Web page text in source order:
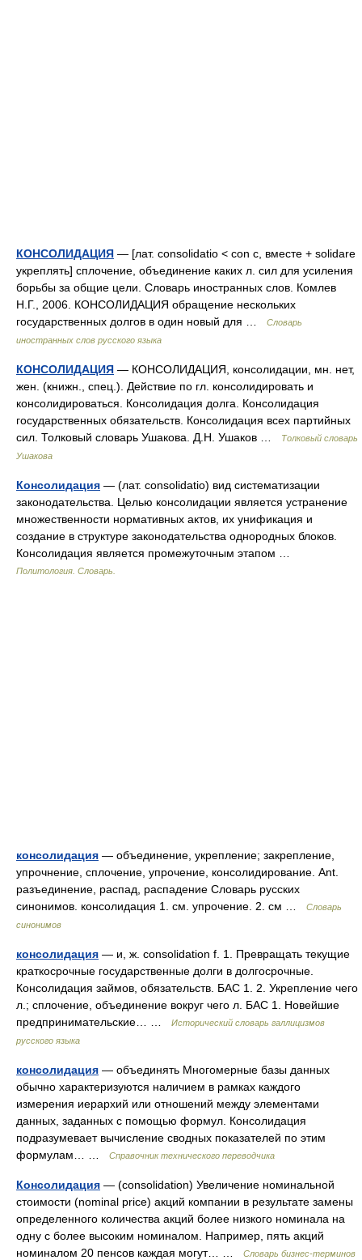
КОНСОЛИДАЦИЯ — [лат. consolidatio < con с, вместе + solidare
укреплять] сплочение, объединение каких л. сил для усиления
борьбы за общие цели. Словарь иностранных слов. Комлев
Н.Г., 2006. КОНСОЛИДАЦИЯ обращение нескольких
государственных долгов в один новый для …
Словарь
иностранных слов русского языка
КОНСОЛИДАЦИЯ — КОНСОЛИДАЦИЯ, консолидации, мн. нет,
жен. (книжн., спец.). Действие по гл. консолидировать и
консолидироваться. Консолидация долга. Консолидация
государственных обязательств. Консолидация всех партийных
сил. Толковый словарь Ушакова. Д.Н. Ушаков …
Толковый словарь
Ушакова
Консолидация — (лат. consolidatio) вид систематизации
законодательства. Целью консолидации является устранение
множественности нормативных актов, их унификация и
создание в структуре законодательства однородных блоков.
Консолидация является промежуточным этапом …
Политология. Словарь.
консолидация — объединение, укрепление; закрепление,
упрочнение, сплочение, упрочение, консолидирование. Ant.
разъединение, распад, распадение Словарь русских
синонимов. консолидация 1. см. упрочение. 2. см …
Словарь
синонимов
консолидация — и, ж. consolidation f. 1. Превращать текущие
краткосрочные государственные долги в долгосрочные.
Консолидация займов, обязательств. БАС 1. 2. Укрепление чего
л.; сплочение, объединение вокруг чего л. БАС 1. Новейшие
предпринимательские… …
Исторический словарь галлицизмов
русского языка
консолидация — объединять Многомерные базы данных
обычно характеризуются наличием в рамках каждого
измерения иерархий или отношений между элементами
данных, заданных с помощью формул. Консолидация
подразумевает вычисление сводных показателей по этим
формулам… …
Справочник технического переводчика
Консолидация — (consolidation) Увеличение номинальной
стоимости (nominal price) акций компании в результате замены
определенного количества акций более низкого номинала на
одну с более высоким номиналом. Например, пять акций
номиналом 20 пенсов каждая могут… …
Словарь бизнес-терминов